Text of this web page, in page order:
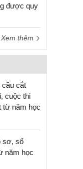
được quy
Xem thêm
cắt
cuộc thi
từ năm học
sơ, sổ
năm học